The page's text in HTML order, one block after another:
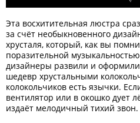
Эта восхитительная люстра
за счёт необыкновенного
хрусталя, который, как вы
поразительной
дизайнеры развили и оформили
шедевр хрустальными
колокольчиков есть язычки.
вентилятор или в окошко дует
издаёт мелодичный тихий